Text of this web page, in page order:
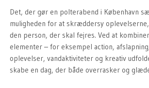
Det, der gør en polterabend i København
muligheden for at skræddersy
den person, der skal fejres. Ved at
elementer – for eksempel action,
oplevelser, vandaktiviteter og kreativ
skabe en dag, der både overrasker og